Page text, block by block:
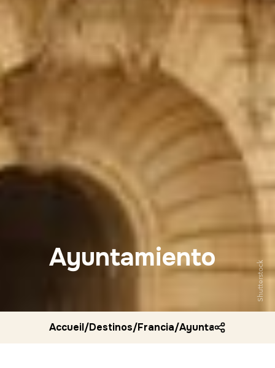
Ayuntamiento
Shutterstock
Accueil/Destinos/Francia/Ayuntamiento